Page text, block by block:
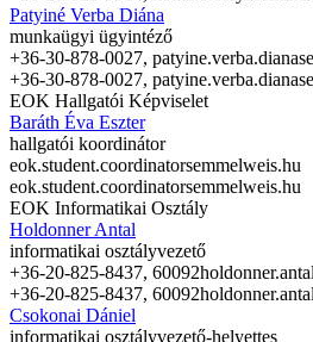
Patyiné Verba Diána
munkaügyi ügyintéző
+36-30-878-0027, patyine.verba.diana
+36-30-878-0027, patyine.verba.diana
EOK Hallgatói Képviselet
Baráth Éva Eszter
hallgatói koordinátor
eok.student.coordinatorsemmelweis.hu
eok.student.coordinatorsemmelweis.hu
EOK Informatikai Osztály
Holdonner Antal
informatikai osztályvezető
+36-20-825-8437, 60092holdonner.antal
+36-20-825-8437, 60092holdonner.antal
Csokonai Dániel
informatikai osztályvezető-helyettes